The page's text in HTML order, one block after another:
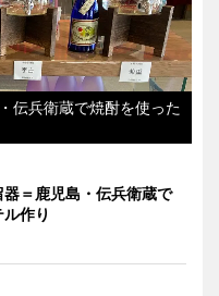
伝兵衛蔵で焼酎を使った
＝鹿児島・伝兵衛蔵で
作り